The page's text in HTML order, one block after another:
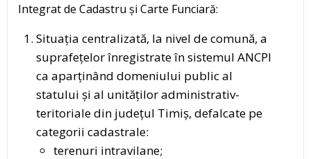
Integrat de Cadastru și Carte Funciară:
Situația centralizată, la nivel de comună, a
suprafețelor înregistrate în sistemul ANCPI
ca aparținând domeniului public al
statului și al unităților administrativ-
teritoriale din județul Timiș, defalcate pe
categorii cadastrale:
terenuri intravilane;